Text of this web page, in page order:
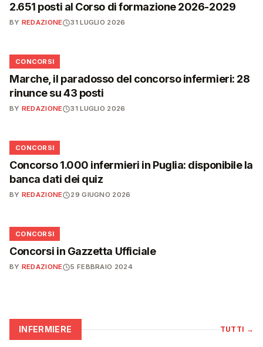
2.651 posti al Corso di formazione 2026-2029
BY REDAZIONE 31 LUGLIO 2026
📋
CONCORSI
Marche, il paradosso del concorso infermieri: 28
rinunce su 43 posti
BY REDAZIONE 31 LUGLIO 2026
📋
CONCORSI
Concorso 1.000 infermieri in Puglia: disponibile la
banca dati dei quiz
BY REDAZIONE 29 GIUGNO 2026
📋
CONCORSI
Concorsi in Gazzetta Ufficiale
BY REDAZIONE 5 FEBBRAIO 2024
INFERMIERE TUTTI →